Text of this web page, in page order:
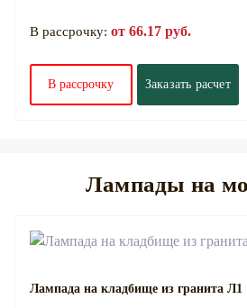
В рассрочку: от 66.17 руб.
В рассрочку Заказать расчет
Лампады на
Лампада на кладбище из гранита Л1